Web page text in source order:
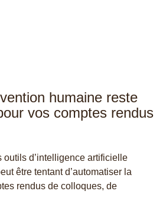
humaine reste
vos comptes rendus
outils d’intelligence artificielle
être tentant d’automatiser la
rendus de colloques, de